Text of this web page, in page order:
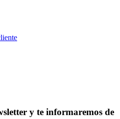
y te informaremos de